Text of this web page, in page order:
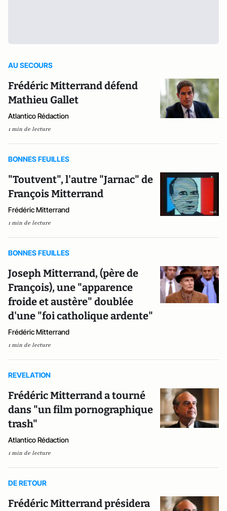
AU SECOURS
Frédéric Mitterrand défend
Mathieu Gallet
Atlantico Rédaction
1 min de lecture
BONNES FEUILLES
"Toutvent", l'autre "Jarnac" de
François Mitterrand
Frédéric Mitterrand
1 min de lecture
BONNES FEUILLES
Joseph Mitterrand, (père de
François), une "apparence
froide et austère" doublée
d'une "foi catholique ardente"
Frédéric Mitterrand
1 min de lecture
REVELATION
Frédéric Mitterrand a tourné
dans "un film pornographique
trash"
Atlantico Rédaction
1 min de lecture
DE RETOUR
Frédéric Mitterrand présidera